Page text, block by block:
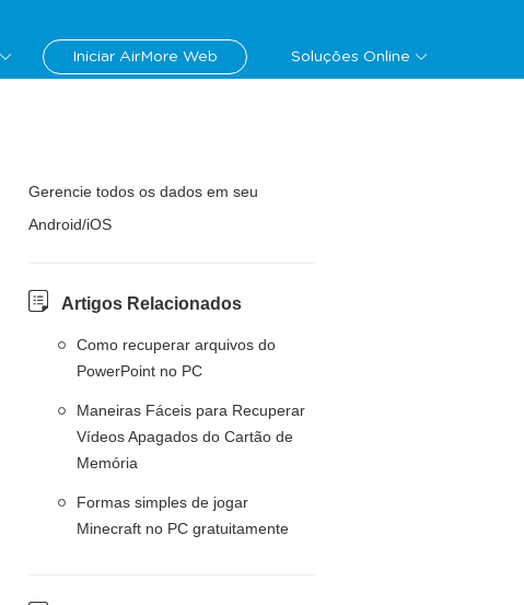
Iniciar AirMore Web Soluções Online
Gerencie todos os dados em seu
Android/iOS
Artigos Relacionados
Como recuperar arquivos do
PowerPoint no PC
Maneiras Fáceis para Recuperar
Vídeos Apagados do Cartão de
Memória
Formas simples de jogar
Minecraft no PC gratuitamente